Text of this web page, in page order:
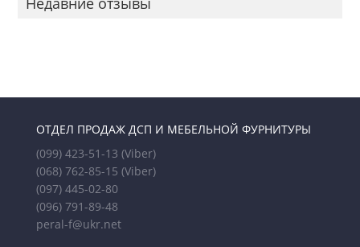
ОТДЕЛ ПРОДАЖ ДСП И МЕБЕЛЬНОЙ ФУРНИТУРЫ
(099) 423-51-13 (Viber)
(068) 762-85-15 (Viber)
(097) 445-02-80
(096) 791-89-48
peral-f@ukr.net